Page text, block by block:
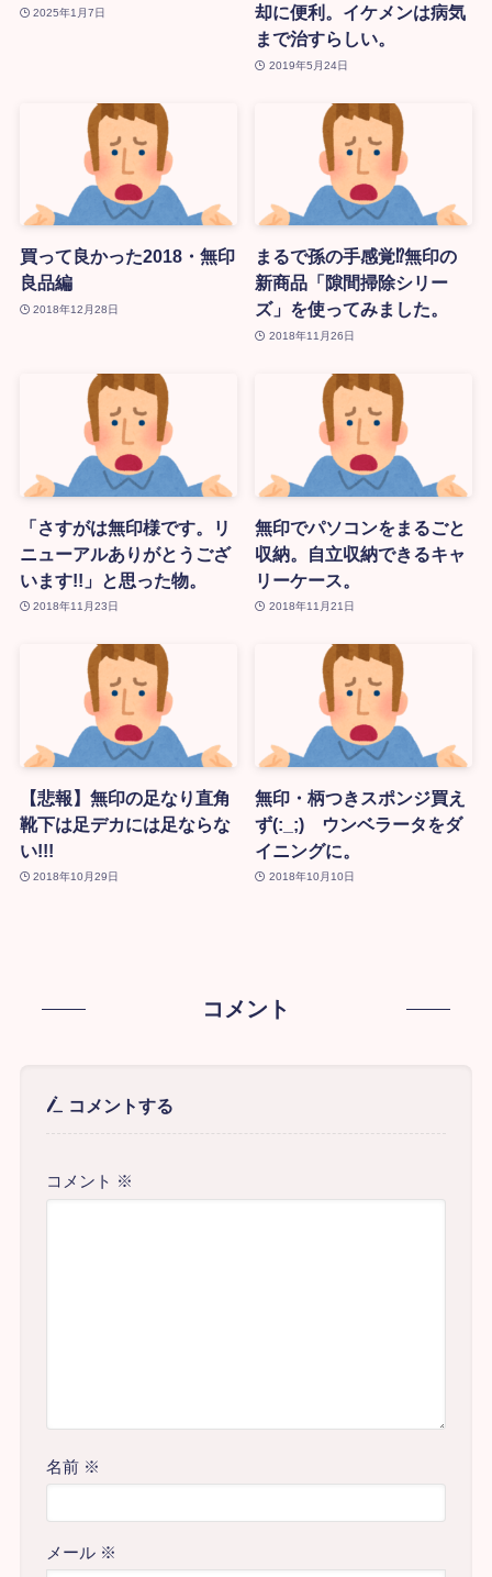
2025年1月7日
却に便利。イケメンは病気
まで治すらしい。
2019年5月24日
買って良かった2018・無印
良品編
2018年12月28日
まるで孫の手感覚⁉無印の
新商品「隙間掃除シリー
ズ」を使ってみました。
2018年11月26日
「さすがは無印様です。リ
ニューアルありがとうござ
います!!」と思った物。
2018年11月23日
無印でパソコンをまるごと
収納。自立収納できるキャ
リーケース。
2018年11月21日
【悲報】無印の足なり直角
靴下は足デカには足ならな
い!!!
2018年10月29日
無印・柄つきスポンジ買え
ず(:_;) ウンベラータをダ
イニングに。
2018年10月10日
コメント
コメントする
コメント ※
名前 ※
メール ※